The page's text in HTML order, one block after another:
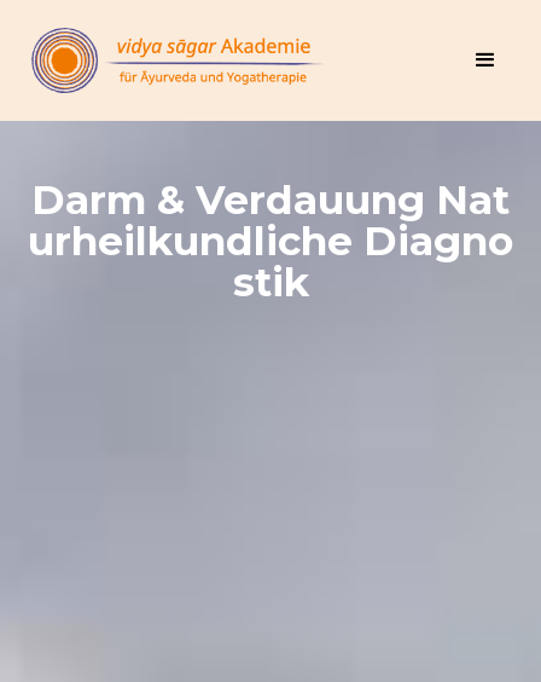
Darm & Verdauung Nat
urheilkundliche Diagno
stik